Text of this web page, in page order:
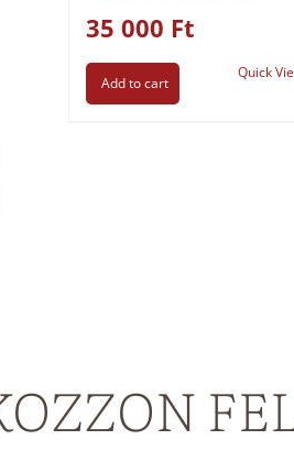
35 000 Ft
Add to cart
Quick